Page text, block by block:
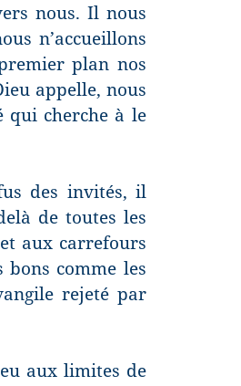
nous. Il nous
n’accueillons
plan nos
appelle, nous
qui cherche à le
des invités, il
de toutes les
aux carrefours
comme les
rejeté par
aux limites de